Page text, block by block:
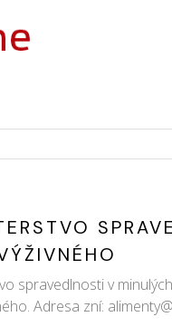
spravedlnosti v
Adresa zní: